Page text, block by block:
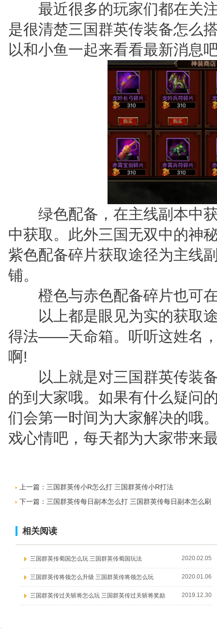
最近很多的玩家们都在关注
是很清楚三国群英传装备怎么
以和小鱼一起来看看最新消息
绿色配备，在主线副本中获
中获取。此外三国无双中的神
紫色配备碎片获取途径为主线
铺。
橙色与赤色配备碎片也可在
以上都是眼见为实的获取途
得法——天命箱。听听这姓名
啊!
以上就是对三国群英传装备
的到大家哦。如果有什么疑问
们会第一时间为大家解决的哦
戏心情吧，每天都为大家带来
上一篇： 三国群英传小R怎么打 三国群英传小R打法
下一篇： 三国群英传每日副本怎么打 三国群英传每日副本怎么刷
相关阅读
三国群英传蜀国怎么玩 三国群英传蜀国玩法 2020.02.05
三国群英传将领怎么升级 三国群英传将领怎么玩 2020.01.06
三国群英传过关斩将怎么玩 三国群英传过关斩将奖励 2019.12.30